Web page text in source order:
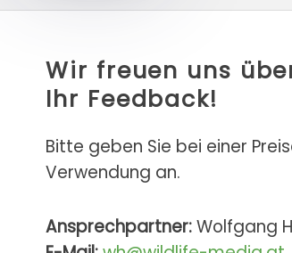
Wir freuen uns
Ihr Feedback!
Bitte geben Sie bei einer
Verwendung an.
Ansprechpartner:Wolfgang